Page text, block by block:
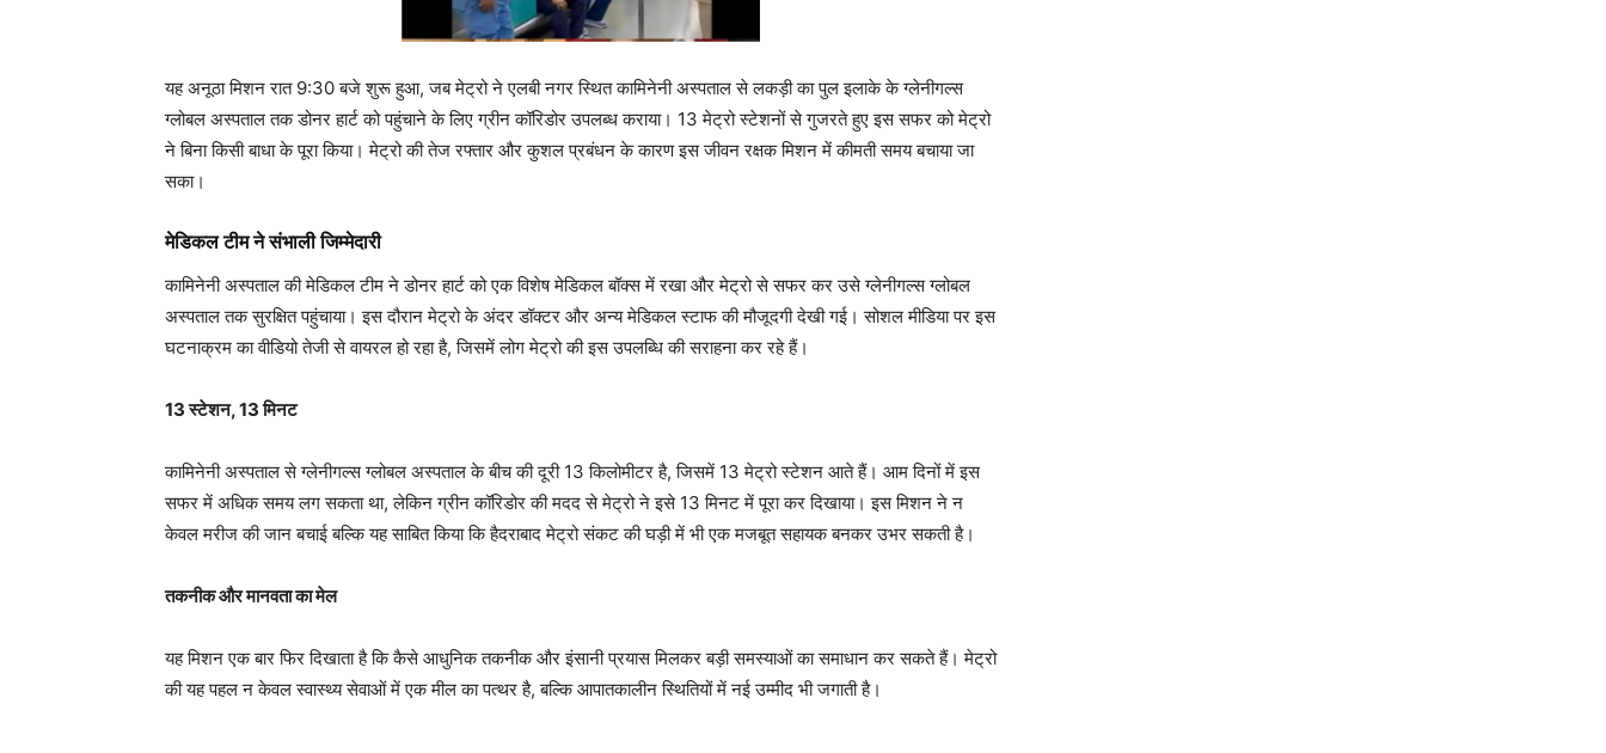
यह अनूठा मिशन रात 9:30 बजे शुरू हुआ, जब मेट्रो ने एलबी नगर स्थित कामिनेनी अस्पताल से लकड़ी का पुल इलाके के ग्लेनीगल्स
ग्लोबल अस्पताल तक डोनर हार्ट को पहुंचाने के लिए ग्रीन कॉरिडोर उपलब्ध कराया। 13 मेट्रो स्टेशनों से गुजरते हुए इस सफर को मेट्रो
ने बिना किसी बाधा के पूरा किया। मेट्रो की तेज रफ्तार और कुशल प्रबंधन के कारण इस जीवन रक्षक मिशन में कीमती समय बचाया जा
सका।
मेडिकल टीम ने संभाली जिम्मेदारी
कामिनेनी अस्पताल की मेडिकल टीम ने डोनर हार्ट को एक विशेष मेडिकल बॉक्स में रखा और मेट्रो से सफर कर उसे ग्लेनीगल्स ग्लोबल
अस्पताल तक सुरक्षित पहुंचाया। इस दौरान मेट्रो के अंदर डॉक्टर और अन्य मेडिकल स्टाफ की मौजूदगी देखी गई। सोशल मीडिया पर इस
घटनाक्रम का वीडियो तेजी से वायरल हो रहा है, जिसमें लोग मेट्रो की इस उपलब्धि की सराहना कर रहे हैं।
13 स्टेशन, 13 मिनट
कामिनेनी अस्पताल से ग्लेनीगल्स ग्लोबल अस्पताल के बीच की दूरी 13 किलोमीटर है, जिसमें 13 मेट्रो स्टेशन आते हैं। आम दिनों में इस
सफर में अधिक समय लग सकता था, लेकिन ग्रीन कॉरिडोर की मदद से मेट्रो ने इसे 13 मिनट में पूरा कर दिखाया। इस मिशन ने न
केवल मरीज की जान बचाई बल्कि यह साबित किया कि हैदराबाद मेट्रो संकट की घड़ी में भी एक मजबूत सहायक बनकर उभर सकती है।
तकनीक और मानवता का मेल
यह मिशन एक बार फिर दिखाता है कि कैसे आधुनिक तकनीक और इंसानी प्रयास मिलकर बड़ी समस्याओं का समाधान कर सकते हैं। मेट्रो
की यह पहल न केवल स्वास्थ्य सेवाओं में एक मील का पत्थर है, बल्कि आपातकालीन स्थितियों में नई उम्मीद भी जगाती है।